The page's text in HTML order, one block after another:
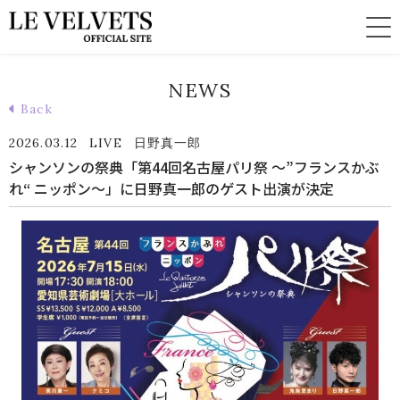
NEWS
Back
2026.03.12 LIVE 日野真一郎
シャンソンの祭典「第44回名古屋パリ祭 〜”フランスかぶ
れ“ ニッポン〜」に日野真一郎のゲスト出演が決定